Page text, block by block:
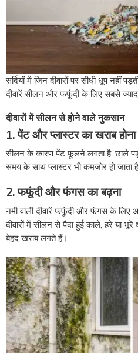
सर्दियों में जिन दीवारों पर सीधी धूप नहीं
दीवारें सीलन और फफूंदी के लिए सबसे
दीवारों में सीलन से होने वाले नुकसान
1. पेंट और प्लास्टर का खराब होना
सीलन के कारण पेंट फूलने लगता है, छाले
समय के साथ प्लास्टर भी कमजोर हो जाता
2. फफूंदी और फंगस का बढ़ना
नमी वाली दीवारें फफूंदी और फंगस के लिए
दीवारों में सीलन से पैदा हुई काले, हरे या
बेहद खराब लगते हैं।